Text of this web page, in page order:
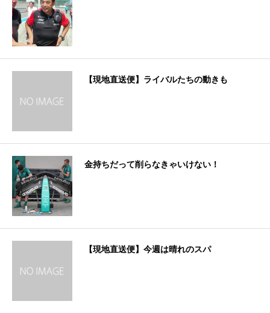
【現地直送便】ライバルたちの動きも
金持ちだって削らなきゃいけない！
【現地直送便】今週は晴れのスパ